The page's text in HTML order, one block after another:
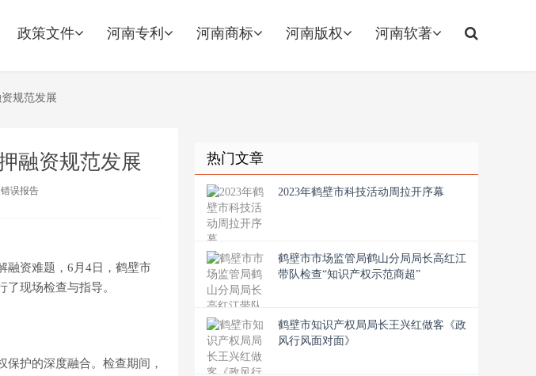
政策文件 河南专利 河南商标 河南版权 河南软著
规范发展
融资规范发展
错误报告
融资难题，6月4日，鹤壁市
现场检查与指导。
护的深度融合。检查期间，
热门文章
2023年鹤壁市科技活动周拉开序幕
鹤壁市市场监管局鹤山分局局长高红江
带队检查“知识产权示范商超”
鹤壁市知识产权局局长王兴红做客《政
风行风面对面》